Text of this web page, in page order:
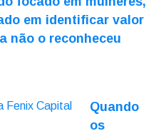
em identificar valor
não o reconheceu
Quando
os